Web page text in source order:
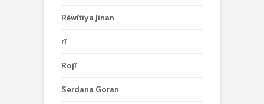
Rêwîtiya Jinan
rî
Rojî
Serdana Goran